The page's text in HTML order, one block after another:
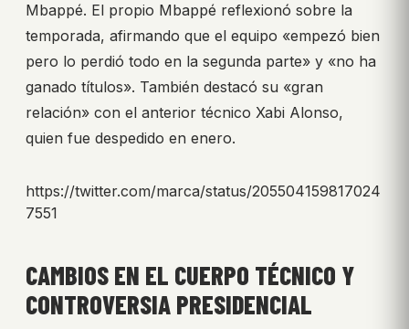
Mbappé. El propio Mbappé reflexionó sobre la
temporada, afirmando que el equipo «empezó bien
pero lo perdió todo en la segunda parte» y «no ha
ganado títulos». También destacó su «gran
relación» con el anterior técnico Xabi Alonso,
quien fue despedido en enero.
https://twitter.com/marca/status/205504159817024
7551
CAMBIOS EN EL CUERPO TÉCNICO Y
CONTROVERSIA PRESIDENCIAL